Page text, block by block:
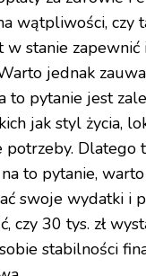
wątpliwości, czy
w stanie zapewnić
jednak
to pytanie jest
jak styl życia,
Dlatego
to pytanie, warto
swoje wydatki i
czy 30 tys. zł
stabilności